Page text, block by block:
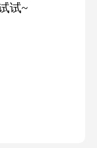
试~